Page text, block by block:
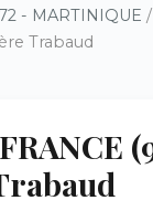
- MARTINIQUE
Trabaud